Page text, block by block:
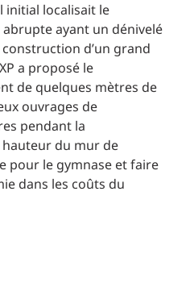
initial localisait le
ayant un dénivelé
d’un grand
a proposé le
de quelques mètres de
ouvrages de
pendant la
du mur de
pour le gymnase et faire
dans les coûts du